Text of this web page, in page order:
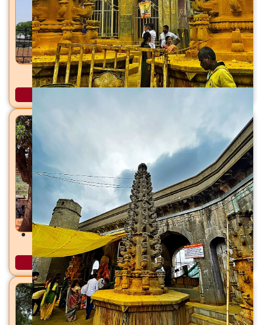
जर्सेश्वर महादेव मंदिर सांगरूण, ता. हवेली, जि. पुणे
शिरकाई देवी मंदिर शिरकोली, ता. वेल्हे (राजगड), जि. पुणे
अधिक माहिती